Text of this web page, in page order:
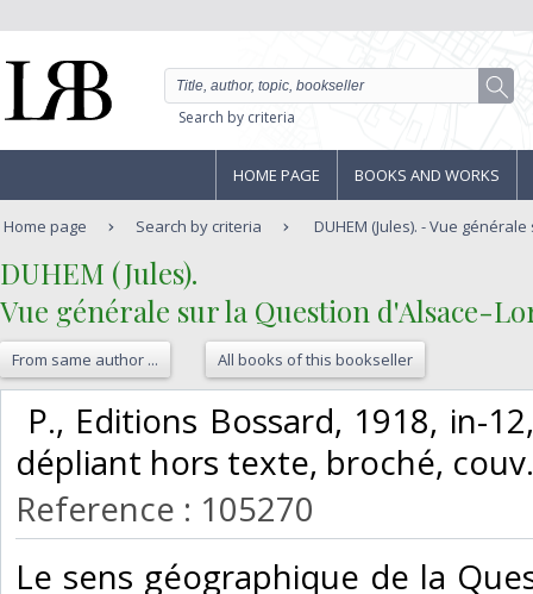
Search by criteria
HOME PAGE BOOKS AND WORKS
Home page Search by criteria DUHEM (Jules). - Vue
‎DUHEM (Jules).‎
‎Vue générale sur la Question d'Alsace-
From same author ... All books of this bookseller
P., Editions Bossard, 1918, in-
dépliant hors texte, broché,
Reference : 105270
‎Le sens géographique de la